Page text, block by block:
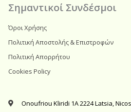
Σημαντικοί Συνδέσμοι
Όροι Χρήσης
Πολιτική Αποστολής & Επιστροφών
Πολιτική Απορρήτου
Cookies Policy
Onoufriou Kliridi 1A 2224 Latsia,